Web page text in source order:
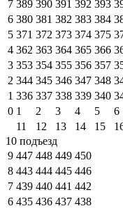
7 389 390 391 392 393
6 380 381 382 383 384
5 371 372 373 374 375
4 362 363 364 365 366
3 353 354 355 356 357
2 344 345 346 347 348
1 336 337 338 339 340
0 1 2 3 4 5 6
11
12 13 14 15
10 подъезд
9 447 448 449 450
8 443 444 445 446
7 439 440 441 442
6 435 436 437 438